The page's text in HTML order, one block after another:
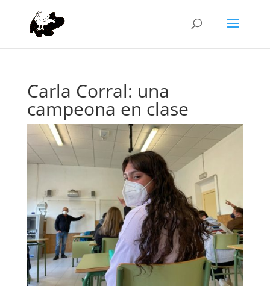
Carla Corral: una
campeona en clase